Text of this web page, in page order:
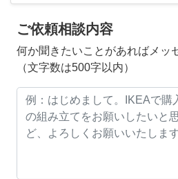
ご依頼相談内容
何か聞きたいことがあればメッ
（文字数は500字以内）